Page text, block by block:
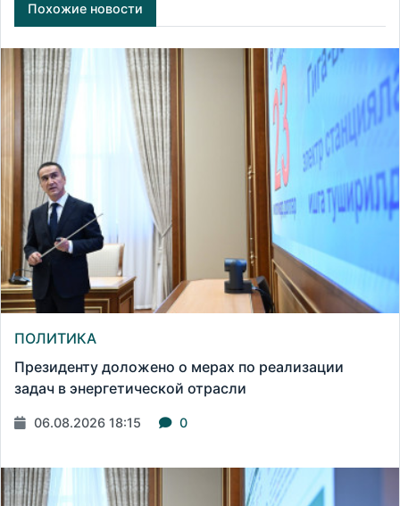
Похожие новости
ПОЛИТИКА
Президенту доложено о мерах по реализации
задач в энергетической отрасли
06.08.2026 18:15 0